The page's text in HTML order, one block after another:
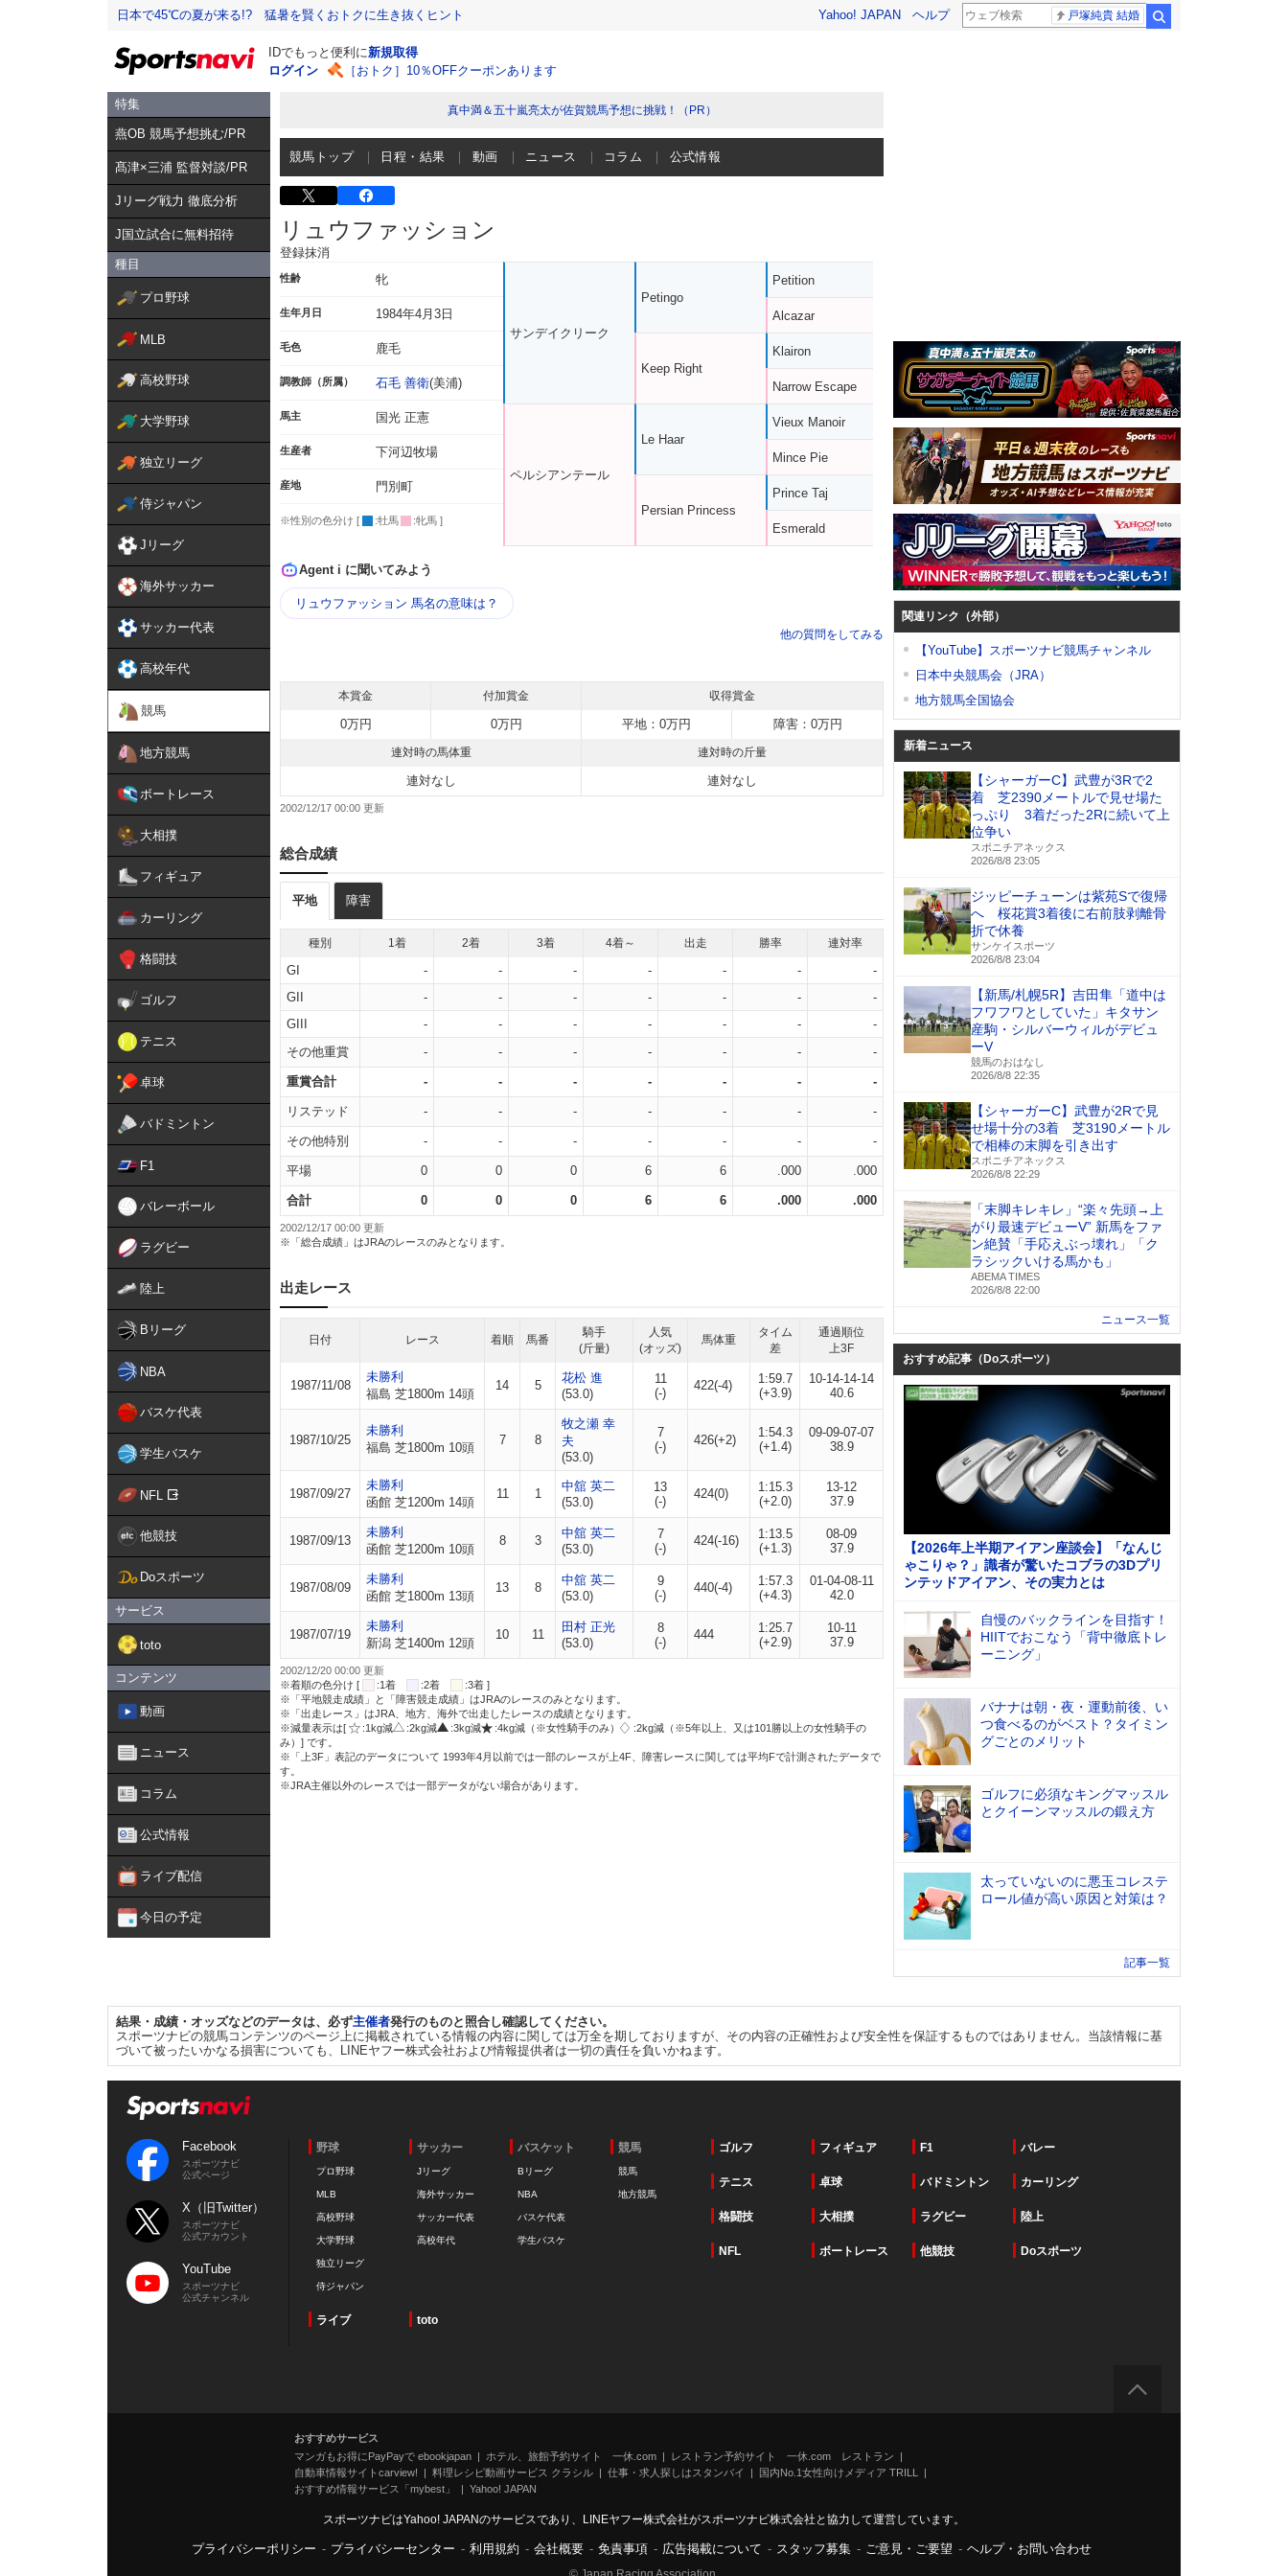
日本で45℃の夏が来る!? 猛暑を賢くおトクに生き抜くヒント Yahoo! JAPAN ヘルプ 戸塚純貴 結婚
IDでもっと便利に新規取得
ログイン
［おトク］10％OFFクーポンあります
特集
燕OB 競馬予想挑む/PR
髙津×三浦 監督対談/PR
Jリーグ戦力 徹底分析
J国立試合に無料招待
種目
プロ野球
MLB
高校野球
大学野球
独立リーグ
侍ジャパン
Jリーグ
海外サッカー
サッカー代表
高校年代
競馬
地方競馬
ボートレース
大相撲
フィギュア
カーリング
格闘技
ゴルフ
テニス
卓球
バドミントン
F1
バレーボール
ラグビー
陸上
Bリーグ
NBA
バスケ代表
学生バスケ
NFL
他競技
Doスポーツ
サービス
toto
コンテンツ
動画
ニュース
コラム
公式情報
ライブ配信
今日の予定
真中満＆五十嵐亮太が佐賀競馬予想に挑戦！（PR）
競馬トップ 日程・結果 動画 ニュース コラム 公式情報
リュウファッション
登録抹消
性齢 牝
生年月日 1984年4月3日
毛色 鹿毛
調教師（所属） 石毛 善衛(美浦)
馬主 国光 正憲
生産者 下河辺牧場
産地 門別町
※性別の色分け [ :牡馬 :牝馬 ]
サンデイクリーク
ペルシアンテール
Petingo
Keep Right
Le Haar
Persian Princess
Petition
Alcazar
Klairon
Narrow Escape
Vieux Manoir
Mince Pie
Prince Taj
Esmerald
Agent i に聞いてみよう
リュウファッション 馬名の意味は？
他の質問をしてみる
本賞金 付加賞金 収得賞金
0万円 0万円 平地：0万円 障害：0万円
連対時の馬体重 連対時の斤量
連対なし 連対なし
2002/12/17 00:00
総合成績
平地 障害
種別 1着 2着 3着 4着～ 出走 勝率 連対率
GI - - - - - -
-
GII
- - - - - -
-
GIII
- - - - - -
-
その他重賞
- - - - - - -
重賞合計 - - - - - - -
リステッド - - - - - - -
その他特別 - - - - - - -
平場 0 0 0 6 6 .000 .000
合計 0 0 0 6 6 .000 .000
2002/12/17 00:00 更新
※「総合成績」はJRAのレースのみとなります。
出走レース
日付 レース 着順 馬番
騎手
(斤量)
人気
(オッズ)
馬体重
タイム
差
通過順位
上3F
1987/11/08
未勝利
福島 芝1800m 14頭
14 5
花松 進
(53.0)
11
(-)
422(-4)
1:59.7
(+3.9)
10-14-14-14
40.6
1987/10/25
未勝利
福島 芝1800m 10頭
7 8
牧之瀬 幸
夫
(53.0)
7
(-)
426(+2)
1:54.3
(+1.4)
09-09-07-07
38.9
1987/09/27
未勝利
函館 芝1200m 14頭
11 1
中舘 英二
(53.0)
13
(-)
424(0)
1:15.3
(+2.0)
13-12
37.9
1987/09/13
未勝利
函館 芝1200m 10頭
8 3
中舘 英二
(53.0)
7
(-)
424(-16)
1:13.5
(+1.3)
08-09
37.9
1987/08/09
未勝利
函館 芝1800m 13頭
13 8
中舘 英二
(53.0)
9
(-)
440(-4)
1:57.3
(+4.3)
01-04-08-11
42.0
1987/07/19
未勝利
新潟 芝1400m 12頭
10 11
田村 正光
(53.0)
8
(-)
444
1:25.7
(+2.9)
10-11
37.9
2002/12/20 00:00 更新
※着順の色分け [
:1着 :2着
:3着 ]
※「平地競走成績」と「障害競走成績」はJRAのレースのみとなります。
※「出走レース」はJRA、地方、海外で出走したレースの成績となります。
※減量表示は[
:1kg減 :2kg減 :3kg減 :4kg減（※女性騎手のみ）
:2kg減（※5年以上、又は101勝以上の女性騎手の
み）] です。
※「上3F」表記のデータについて 1993年4月以前では一部のレースが上4F、障害レースに関しては平均Fで計測されたデータで
す。
※JRA主催以外のレースでは一部データがない場合があります。
関連リンク（外部）
【YouTube】スポーツナビ競馬チャンネル
日本中央競馬会（JRA）
地方競馬全国協会
新着ニュース
【シャーガーC】武豊が3Rで2
着 芝2390メートルで見せ場た
っぷり 3着だった2Rに続いて上
位争い
スポニチアネックス
2026/8/8 23:05
ジッピーチューンは紫苑Sで復帰
へ 桜花賞3着後に右前肢剥離骨
折で休養
サンケイスポーツ
2026/8/8 23:04
【新馬/札幌5R】吉田隼「道中は
フワフワとしていた」キタサン
産駒・シルバーウィルがデビュ
ーV
競馬のおはなし
2026/8/8 22:35
【シャーガーC】武豊が2Rで見
せ場十分の3着 芝3190メートル
で相棒の末脚を引き出す
スポニチアネックス
2026/8/8 22:29
「末脚キレキレ」“楽々先頭→上
がり最速デビューV” 新馬をファ
ン絶賛「手応えぶっ壊れ」「ク
ラシックいける馬かも」
ABEMA TIMES
2026/8/8 22:00
ニュース一覧
おすすめ記事（Doスポーツ）
【2026年上半期アイアン座談会】「なんじ
ゃこりゃ？」識者が驚いたコブラの3Dプリ
ンテッドアイアン、その実力とは
自慢のバックラインを目指す！
HIITでおこなう「背中徹底トレ
ーニング」
バナナは朝・夜・運動前後、い
つ食べるのがベスト？タイミン
グごとのメリット
ゴルフに必須なキングマッスル
とクイーンマッスルの鍛え方
太っていないのに悪玉コレステ
ロール値が高い原因と対策は？
記事一覧
結果・成績・オッズなどのデータは、必ず主催者発行のものと照合し確認してください。
スポーツナビの競馬コンテンツのページ上に掲載されている情報の内容に関しては万全を期しておりますが、その内容の正確性および安全性を保証するものではありません。当該情報に基
づいて被ったいかなる損害についても、LINEヤフー株式会社および情報提供者は一切の責任を負いかねます。
Facebook
スポーツナビ
公式ページ
X（旧Twitter）
スポーツナビ
公式アカウント
YouTube
スポーツナビ
公式チャンネル
野球
プロ野球
MLB
高校野球
大学野球
独立リーグ
侍ジャパン
サッカー
Jリーグ
海外サッカー
サッカー代表
高校年代
バスケット
Bリーグ
NBA
バスケ代表
学生バスケ
競馬
競馬
地方競馬
ゴルフ フィギュア F1 バレー
テニス 卓球 バドミントン カーリング
格闘技 大相撲 ラグビー 陸上
NFL ボートレース 他競技 Doスポーツ
ライブ toto
おすすめサービス
マンガもお得にPayPayで ebookjapan
ホテル、旅館予約サイト 一休.com
レストラン予約サイト 一休.com レストラン
自動車情報サイトcarview!
料理レシピ動画サービス クラシル 仕事・求人探しはスタンバイ
国内No.1女性向けメディア TRILL
おすすめ情報サービス「mybest」
Yahoo! JAPAN
スポーツナビはYahoo! JAPANのサービスであり、LINEヤフー株式会社がスポーツナビ株式会社と協力して運営しています。
プライバシーポリシー - プライバシーセンター - 利用規約 - 会社概要 - 免責事項 - 広告掲載について - スタッフ募集 - ご意見・ご要望 - ヘルプ・お問い合わせ